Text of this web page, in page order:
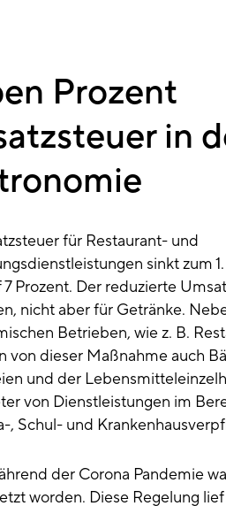
Prozent
in
für Restaurant- und
sinkt zum
7 Prozent. Der reduzierte
nicht aber für Getränke.
Betrieben, wie z. B.
von dieser Maßnahme auch
und der
von Dienstleistungen im
, Schul- und
der Corona Pandemie
worden. Diese Regelung